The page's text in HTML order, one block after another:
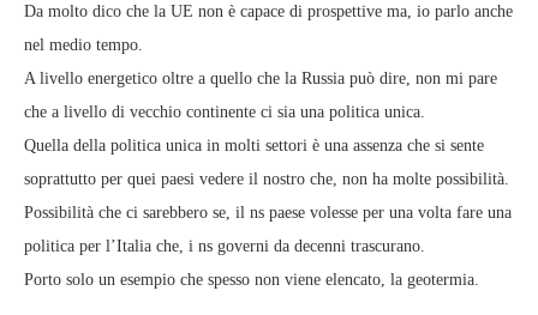
Da molto dico che la UE non è capace di prospettive ma, io parlo anche
nel medio tempo.
A livello energetico oltre a quello che la Russia può dire, non mi pare
che a livello di vecchio continente ci sia una politica unica.
Quella della politica unica in molti settori è una assenza che si sente
soprattutto per quei paesi vedere il nostro che, non ha molte possibilità.
Possibilità che ci sarebbero se, il ns paese volesse per una volta fare una
politica per l’Italia che, i ns governi da decenni trascurano.
Porto solo un esempio che spesso non viene elencato, la geotermia.